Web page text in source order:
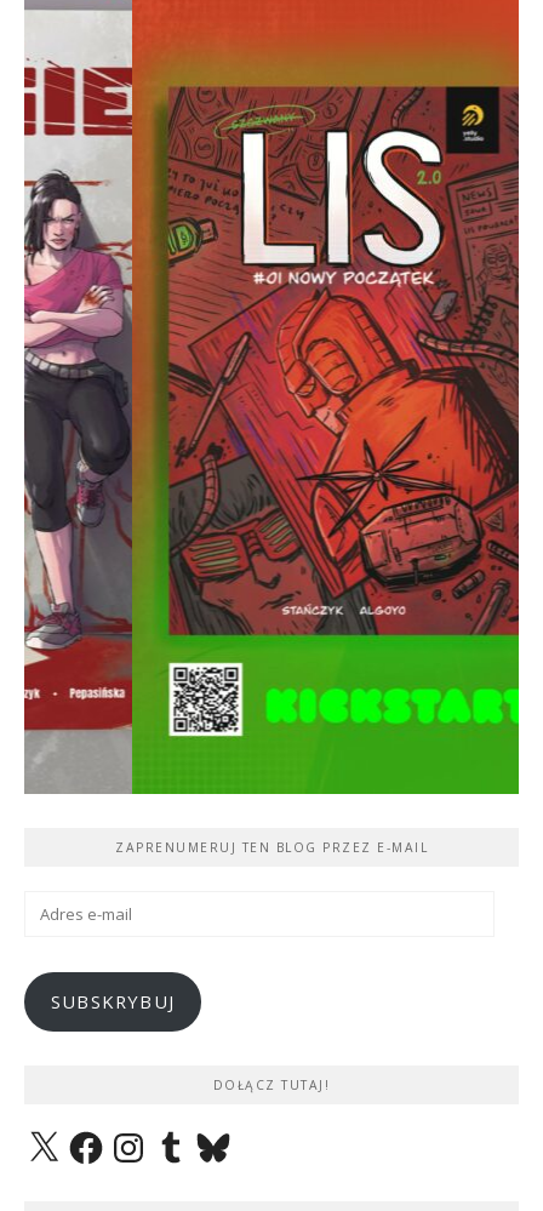
ZAPRENUMERUJ TEN BLOG PRZEZ E-MAIL
Adres
SUBSKRYBUJ
DOŁĄCZ TUTAJ!
X FacebookInstagramTumblrBluesky